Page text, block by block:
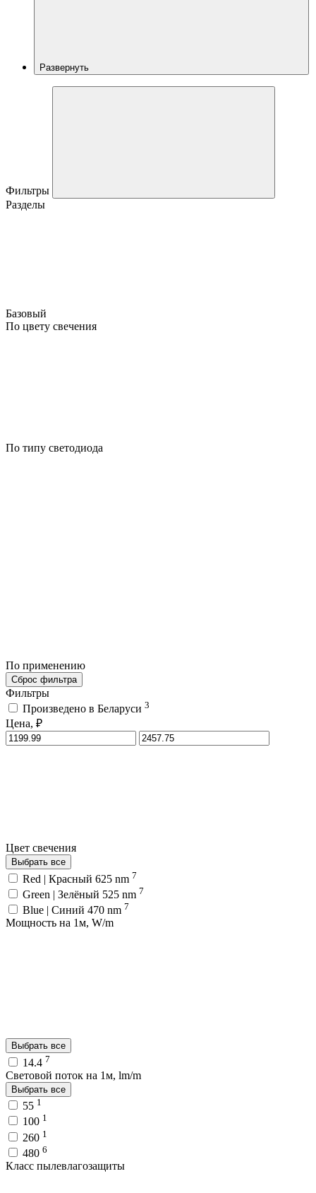
Развернуть
Фильтры
Разделы
Базовый
По цвету свечения
По типу светодиода
По применению
Сброс фильтра
Фильтры
Произведено в Беларуси 3
Цена, ₽
Цвет свечения
Выбрать все
Red | Красный 625 nm 7
Green | Зелёный 525 nm 7
Blue | Синий 470 nm 7
Мощность на 1м, W/m
Выбрать все
14.4 7
Световой поток на 1м, lm/m
Выбрать все
55 1
100 1
260 1
480 6
Класс пылевлагозащиты